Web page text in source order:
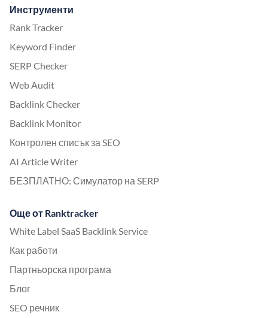
Инструменти
Rank Tracker
Keyword Finder
SERP Checker
Web Audit
Backlink Checker
Backlink Monitor
Контролен списък за SEO
AI Article Writer
БЕЗПЛАТНО: Симулатор на SERP
Още от Ranktracker
White Label SaaS Backlink Service
Как работи
Партньорска програма
Блог
SEO речник